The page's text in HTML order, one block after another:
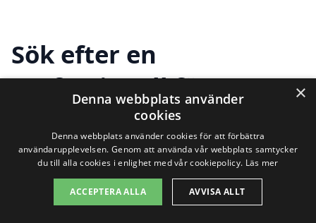
Sök efter en
professionell för
takrengöring i andra
städer nära Skellefteå
Att hålla taket rent är viktigt för att
×
Denna webbplats använder
cookies
Denna webbplats använder cookies för att förbättra
användarupplevelsen. Genom att använda vår webbplats samtycker
du till alla cookies i enlighet med vår cookiepolicy. Läs mer
ACCEPTERA ALLA AVVISA ALLT